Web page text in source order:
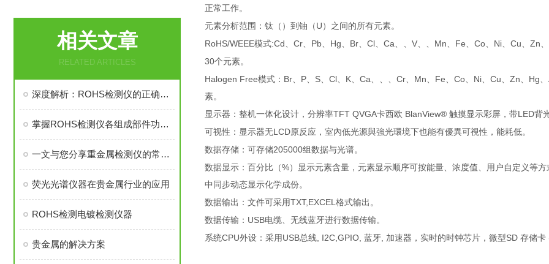
相关文章
RELATED ARTICLES
深度解析：ROHS检测仪的正确操作方法全攻略
掌握ROHS检测仪各组成部件功能特点有助于提升操作效率与数据可靠性
一文与您分享重金属检测仪的常见问题相应解决方法
荧光光谱仪器在贵金属行业的应用
ROHS检测电镀检测仪器
贵金属的解决方案
正常工作。
元素分析范围：钛（）到铀（ U ）之间的所有元素。
RoHS/WEEE模式:Cd、 Cr、 Pb、 Hg、 Br、 Cl、 Ca、、 V、、 Mn、 Fe、 Co、 Ni、 Cu、 Zn、
30个元素。
Halogen Free模式： Br、 P、 S、 Cl、 K、 Ca、、、 Cr、 Mn、 Fe、 Co、 Ni、 Cu、 Zn、 Hg、
素。
显示器：整机一体化设计，分辨率TFT QVGA卡西欧 BlanView® 触摸显示彩屏，带LED背
可视性：显示器无LCD原反应，室內低光源與強光環境下也能有優異可視性，能耗低。
数据存储：可存储205000组数据与光谱。
数据显示：百分比（%）显示元素含量，元素显示顺序可按能量、浓度值、用户自定义等方
中同步动态显示化学成份。
数据输出：文件可采用TXT,EXCEL 格式输出。
数据传输： USB电缆、无线蓝牙进行数据传输。
系统CPU外设：采用 USB总线 , I2C,GPIO, 蓝牙 加速器，实时的时钟芯片，微型SD 存储卡